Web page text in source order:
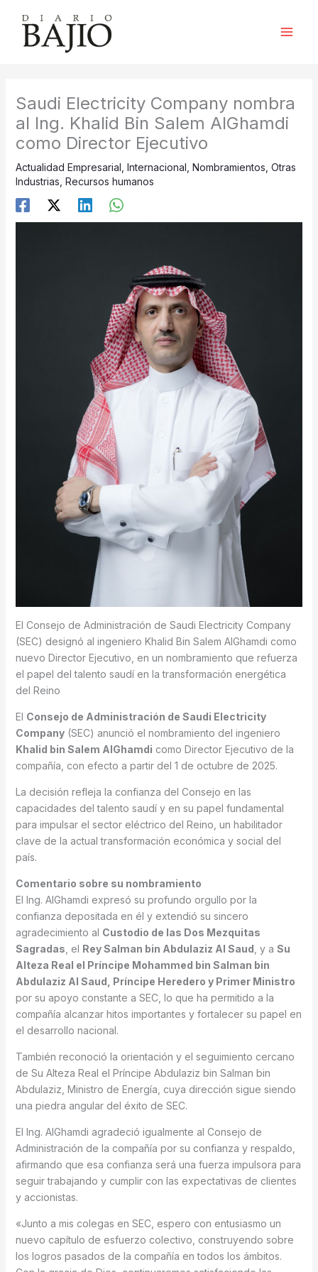
contenido
Saudi Electricity Company nombra
al Ing. Khalid Bin Salem AlGhamdi
como Director Ejecutivo
Actualidad Empresarial Internacional Nombramientos Otras
Industrias Recursos humanos
El Consejo de Administración de Saudi Electricity Company
(SEC) designó al ingeniero Khalid Bin Salem AlGhamdi como
nuevo Director Ejecutivo, en un nombramiento que refuerza
el papel del talento saudí en la transformación energética
del Reino
El Consejo de Administración de Saudi Electricity
Company(SEC) anunció el nombramiento del ingeniero
Khalid bin Salem AlGhamdi como Director Ejecutivo de la
compañía, con efecto a partir del 1 de octubre de 2025.
La decisión refleja la confianza del Consejo en las
capacidades del talento saudí y en su papel fundamental
para impulsar el sector eléctrico del Reino, un habilitador
clave de la actual transformación económica y social del
país.
Comentario sobre su nombramiento
El Ing. AlGhamdi expresó su profundo orgullo por la
confianza depositada en él y extendió su sincero
agradecimiento al Custodio de las Dos Mezquitas
Sagradas , el Rey Salman bin Abdulaziz Al Saud , y a Su
Alteza Real el Príncipe Mohammed bin Salman bin
Abdulaziz Al Saud, Príncipe Heredero y Primer Ministro
por su apoyo constante a SEC, lo que ha permitido a la
compañía alcanzar hitos importantes y fortalecer su papel en
el desarrollo nacional.
También reconoció la orientación y el seguimiento cercano
de Su Alteza Real el Príncipe Abdulaziz bin Salman bin
Abdulaziz, Ministro de Energía, cuya dirección sigue siendo
una piedra angular del éxito de SEC.
El Ing. AlGhamdi agradeció igualmente al Consejo de
Administración de la compañía por su confianza y respaldo,
afirmando que esa confianza será una fuerza impulsora para
seguir trabajando y cumplir con las expectativas de clientes
y accionistas.
«Junto a mis colegas en SEC, espero con entusiasmo un
nuevo capítulo de esfuerzo colectivo, construyendo sobre
los logros pasados de la compañía en todos los ámbitos.